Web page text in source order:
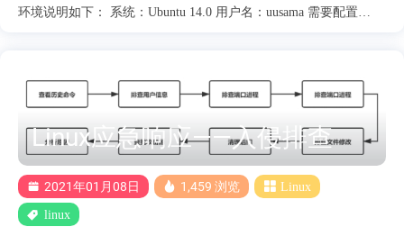
环境说明如下： 系统：Ubuntu 14.0 用户名：uusama 需要配置
量 echo $PATH命令输出当前的PATH环境变量的值 这两个命令执行
的效果如下 uusama@ubuntu:~export declare -x
LANGUAGE="en_US:" declare -x LESSCLOSE="/usr/bin/lesspipe
%s %s" declare -x LESSOPEN="| /usr/bin/lesspipe %s" declare -x
LOGNAME="uusama" declare -x MAIL="/var/mail/uusama"
declare....
Linux应急响应——入侵排查
2021年01月08日 1,459 浏览 Linux
linux